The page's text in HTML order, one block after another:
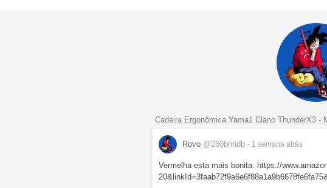
Cadeira Ergonômica Yama1 Ciano ThunderX3 -
Rovo @260bnhdb - 1 semana atrás
Vermelha esta mais bonita: https://